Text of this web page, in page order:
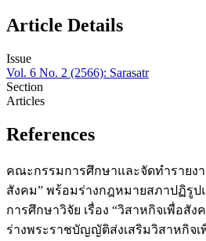
Article Details
Issue
Vol. 6 No. 2 (2566): Sarasatr
Section
Articles
References
คณะกรรมการศึกษาและจัดทำรายงา
สังคม” พร้อมร่างกฎหมายสภาปฏิรูป
การศึกษาวิจัย เรื่อง “วิสาหกิจเพื่อสังค
ร่างพระราชบัญญัติส่งเสริมวิสาหกิจเ